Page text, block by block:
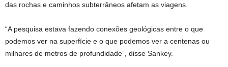
das rochas e caminhos subterrâneos afetam as viagens.
“A pesquisa estava fazendo conexões geológicas entre o que
podemos ver na superfície e o que podemos ver a centenas ou
milhares de metros de profundidade”, disse Sankey.